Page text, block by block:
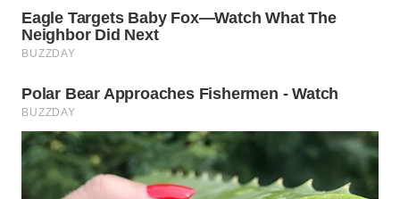
WN
PRIANGAN
TIMUR
WN
SEMARANG
WN
SOLO